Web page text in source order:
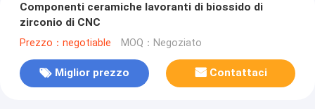
Componenti ceramiche lavoranti di biossido di
zirconio di CNC
Prezzo：negotiable MOQ：Negoziato
Miglior prezzo Contattaci